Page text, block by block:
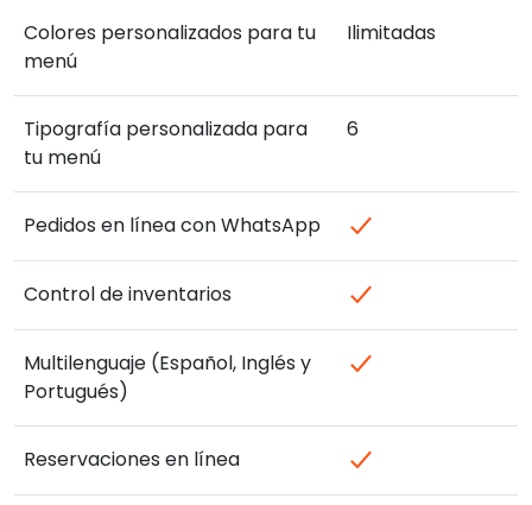
Colores personalizados para tu
menú
Ilimitadas
Tipografía personalizada para
tu menú
6
Pedidos en línea con WhatsApp
Control de inventarios
Multilenguaje (Español, Inglés y
Portugués)
Reservaciones en línea